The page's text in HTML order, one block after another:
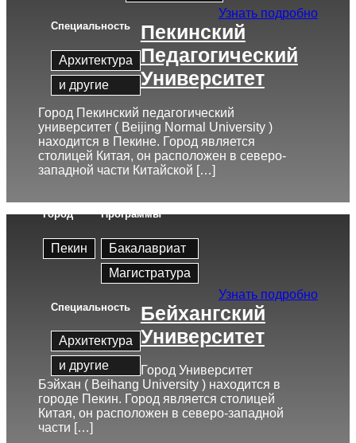
Cпециальность
Архитектура
и другие
Узнать подробно
Пекинский
Педагогический
Университет
Город Пекинский педагогический
университет ( Beijing Normal University )
находится в Пекине. Город является
столицей Китая, он расположен в северо-
западной части Китайской […]
Город
Пекин
Программы
Бакалавриат
Магистратура
Cпециальность
Архитектура
и другие
Узнать подробно
Бейхангский
Университет
Город Университет
Бэйхан ( Beihang University ) находится в
городе Пекин. Город является столицей
Китая, он расположен в северо-западной
части […]